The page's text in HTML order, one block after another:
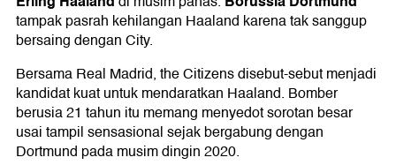
tampak pasrah kehilangan Haaland karena tak sanggup
bersaing dengan City.
Bersama Real Madrid, the Citizens disebut-sebut menjadi
kandidat kuat untuk mendaratkan Haaland. Bomber
berusia 21 tahun itu memang menyedot sorotan besar
usai tampil sensasional sejak bergabung dengan
Dortmund pada musim dingin 2020.